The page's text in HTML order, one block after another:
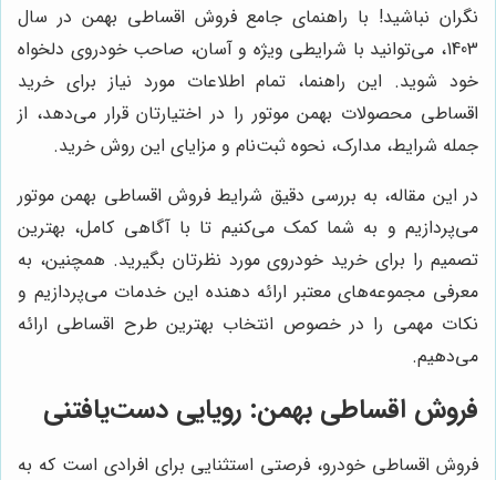
نگران نباشید! با راهنمای جامع فروش اقساطی بهمن در سال
1403، می‌توانید با شرایطی ویژه و آسان، صاحب خودروی دلخواه
خود شوید. این راهنما، تمام اطلاعات مورد نیاز برای خرید
اقساطی محصولات بهمن موتور را در اختیارتان قرار می‌دهد، از
جمله شرایط، مدارک، نحوه ثبت‌نام و مزایای این روش خرید.
در این مقاله، به بررسی دقیق شرایط فروش اقساطی بهمن موتور
می‌پردازیم و به شما کمک می‌کنیم تا با آگاهی کامل، بهترین
تصمیم را برای خرید خودروی مورد نظرتان بگیرید. همچنین، به
معرفی مجموعه‌های معتبر ارائه دهنده این خدمات می‌پردازیم و
نکات مهمی را در خصوص انتخاب بهترین طرح اقساطی ارائه
می‌دهیم.
فروش اقساطی بهمن: رویایی دست‌یافتنی
فروش اقساطی خودرو، فرصتی استثنایی برای افرادی است که به